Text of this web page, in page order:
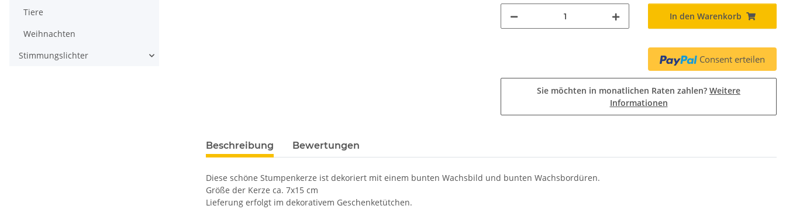
In den Warenkorb
Consent erteilen
Sie möchten in monatlichen Raten zahlen? Weitere
Informationen
Beschreibung Bewertungen
Diese schöne Stumpenkerze ist dekoriert mit einem bunten Wachsbild und bunten Wachsbordüren.
Größe der Kerze ca. 7x15 cm
Lieferung erfolgt im dekorativem Geschenketütchen.
Tiere
Weihnachten
Stimmungslichter